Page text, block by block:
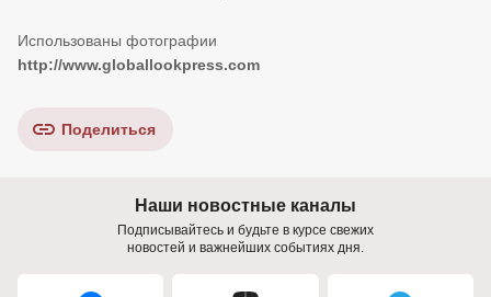
http://www.globallookpress.com
Поделиться
Наши новостные каналы
Подписывайтесь и будьте в курсе свежих
новостей и важнейших событиях дня.